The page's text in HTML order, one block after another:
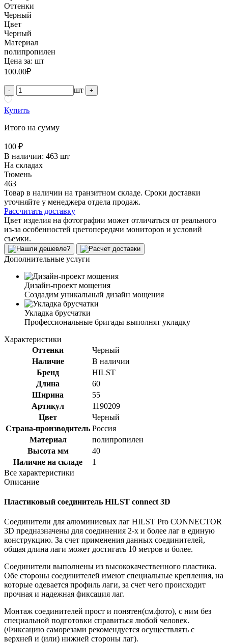
Оттенки
Черный
Цвет
Черный
Материал
полипропилен
Цена за: шт
100.00₽
- шт +
Купить
Итого на сумму
100 ₽
В наличии: 463 шт
На складах
Тюмень
463
Товар в наличии на транзитном складе. Сроки доставки
уточняйте у менеджера отдела продаж.
Рассчитать доставку
Цвет изделия на фотографии может отличаться от реального
из-за особенностей цветопередачи мониторов и условий
съемки.
Дополнительные услуги
Дизайн-проект мощения
Создадим уникальный дизайн мощения
Укладка брусчатки
Профессиональные бригады выполнят укладку
Характеристики
Оттенки
Черный
Наличие
В наличии
Бренд
HILST
Длина
60
Ширина
55
Артикул
1190209
Цвет
Черный
Страна-производитель Россия
Материал
полипропилен
Высота мм
40
Наличие на складе
1
Все характеристики
Описание
Пластиковый соединитель HILST connect 3D
Соединители для алюминиевых лаг HILST Pro CONNECTOR
3D предназначены для соединения 2-х и более лаг в единую
конструкцию. За счет применения данных соединителей,
общая длина лаги может достигать 10 метров и более.
Соединители выполнены из высококачественного пластика.
Обе стороны соединителей имеют специальные крепления, на
которые одевается профиль лаги, за счет чего происходит
прочная и надежная фиксация лаг.
Монтаж соединителей прост и понятен(см.фото), с ним без
специальной подготовки справиться любой человек.
(Фиксацию саморезами рекомендуется осуществлять с
верхней и (или) нижней стороны лаг).